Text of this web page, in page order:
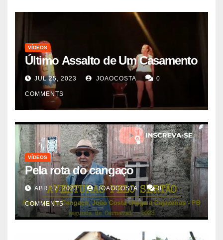
VÍDEOS
Último Assalto de Um Casamento
JUL 25, 2023 JOAOCOSTA 0
COMMENTS
VÍDEOS
Pela rota do cangaço
ABR 17, 2023 JOAOCOSTA 0
COMMENTS